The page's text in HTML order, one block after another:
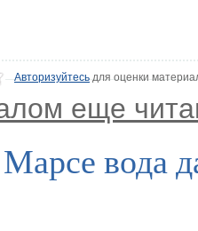
Авторизуйтесьдля оценки
еще
вода